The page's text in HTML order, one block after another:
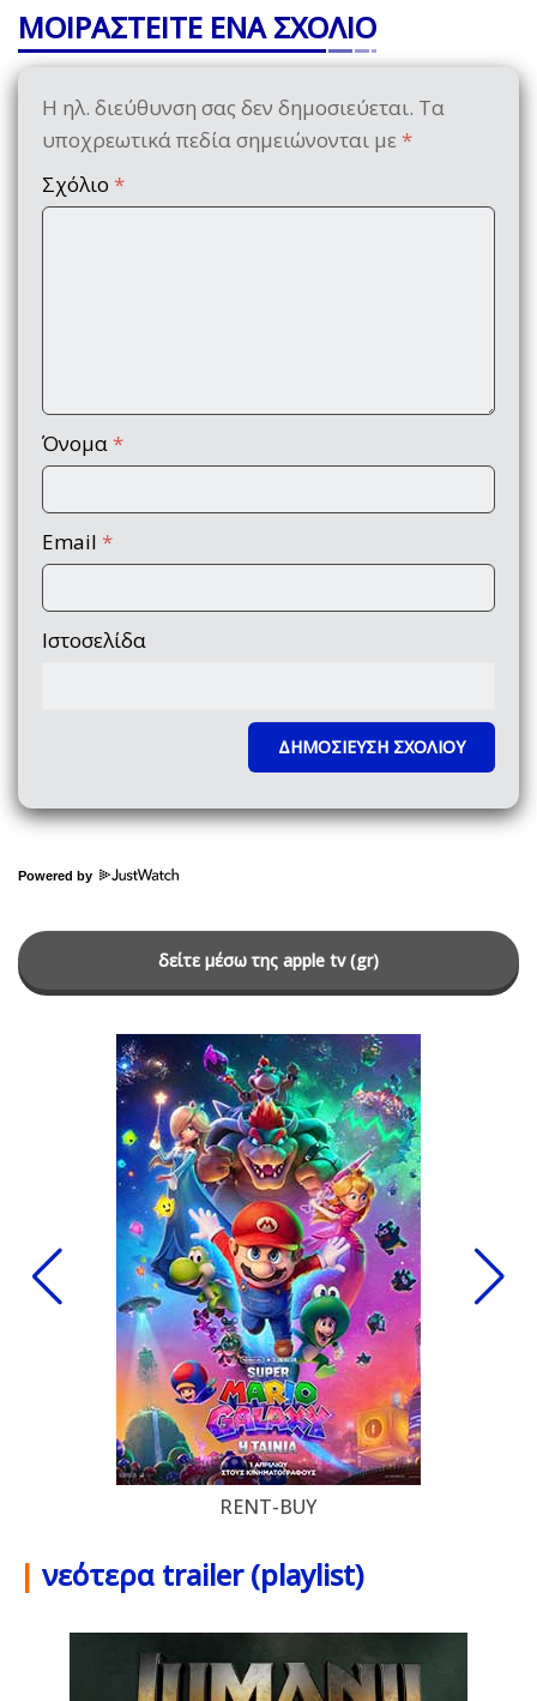
ΜΟΙΡΑΣΤΕΙΤΕ ΕΝΑ ΣΧΟΛΙΟ
Η ηλ. διεύθυνση σας δεν δημοσιεύεται. Τα
υποχρεωτικά πεδία σημειώνονται με *
Σχόλιο *
Όνομα *
Email *
Ιστοσελίδα
Powered by
δείτε μέσω της apple tv (gr)
RENT-BUY
| νεότερα trailer (playlist)